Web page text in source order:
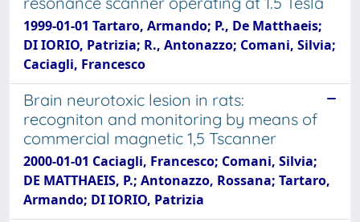
1999-01-01 Tartaro, Armando; P., De Matthaeis;
DI IORIO, Patrizia; R., Antonazzo; Comani, Silvia;
Caciagli, Francesco
Brain neurotoxic lesion in rats:
recogniton and monitoring by means of
commercial magnetic 1,5 Tscanner
2000-01-01 Caciagli, Francesco; Comani, Silvia;
DE MATTHAEIS, P.; Antonazzo, Rossana; Tartaro,
Armando; DI IORIO, Patrizia